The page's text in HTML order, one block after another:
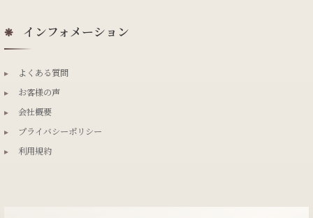
❋ インフォメーション
▸
よくある質問
▸
お客様の声
▸
会社概要
▸
プライバシーポリシー
▸
利用規約